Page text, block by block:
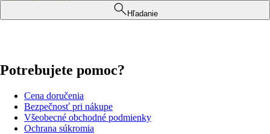
Hľadanie
Potrebujete pomoc?
Cena doručenia
Bezpečnosť pri nákupe
Všeobecné obchodné podmienky
Ochrana súkromia